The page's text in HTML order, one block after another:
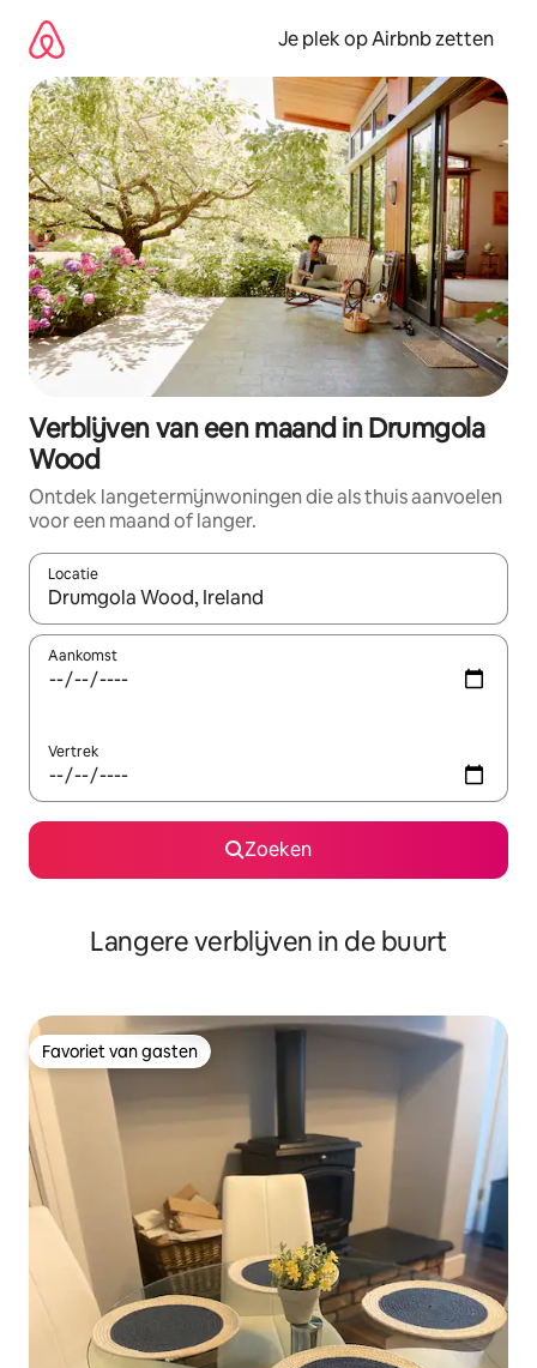
direct
naar
inhoud
Je plek op Airbnb zetten
Verblijven van een maand in Drumgola
Wood
Ontdek langetermijnwoningen die als thuis aanvoelen
voor een maand of langer.
Locatie
Wanneer er resultaten beschikbaar zijn, maak je een keuze
Aankomst
Vertrek
Zoeken
Langere verblijven in de buurt
Favoriet van gasten
Favoriet van gasten